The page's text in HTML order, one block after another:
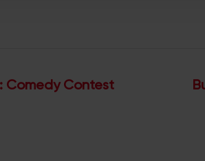
Comedy Contest